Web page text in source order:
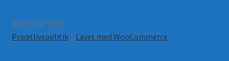
© FlyChef 2026
Privatlivspolitik
Lavet med WooCommerce.